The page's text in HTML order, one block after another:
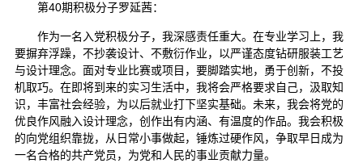
第40期积极分子罗延茜：
作为一名入党积极分子，我深感责任重大。在专业学习上，我
要摒弃浮躁，不抄袭设计、不敷衍作业，以严谨态度钻研服装工艺
与设计理念。面对专业比赛或项目，要脚踏实地，勇于创新，不投
机取巧。在即将到来的实习生活中，我将会严格要求自己，汲取知
识，丰富社会经验，为以后就业打下坚实基础。未来，我会将党的
优良作风融入设计理念，创作出有内涵、有温度的作品。我会积极
的向党组织靠拢，从日常小事做起，锤炼过硬作风，争取早日成为
一名合格的共产党员，为党和人民的事业贡献力量。